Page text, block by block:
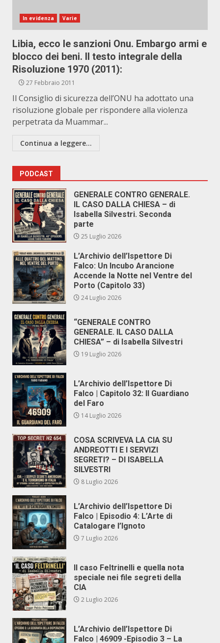
In evidenza Varie
Libia, ecco le sanzioni Onu. Embargo armi e
blocco dei beni. Il testo integrale della
Risoluzione 1970 (2011):
27 Febbraio 2011
Il Consiglio di sicurezza dell’ONU ha adottato una
risoluzione globale per rispondere alla violenza
perpetrata da Muammar...
Continua a leggere...
PODCAST
GENERALE CONTRO GENERALE.
IL CASO DALLA CHIESA – di
Isabella Silvestri. Seconda
parte
25 Luglio 2026
L’Archivio dell’Ispettore Di
Falco: Un Incubo Arancione
Accende la Notte nel Ventre del
Porto (Capitolo 33)
24 Luglio 2026
“GENERALE CONTRO
GENERALE. IL CASO DALLA
CHIESA” – di Isabella Silvestri
19 Luglio 2026
L’Archivio dell’Ispettore Di
Falco | Capitolo 32: Il Guardiano
del Faro
14 Luglio 2026
COSA SCRIVEVA LA CIA SU
ANDREOTTI E I SERVIZI
SEGRETI? – DI ISABELLA
SILVESTRI
8 Luglio 2026
L’Archivio dell’Ispettore Di
Falco | Episodio 4: L’Arte di
Catalogare l’Ignoto
7 Luglio 2026
Il caso Feltrinelli e quella nota
speciale nei file segreti della
CIA
2 Luglio 2026
L’Archivio dell’Ispettore Di
Falco | 46909 -Episodio 3 – La